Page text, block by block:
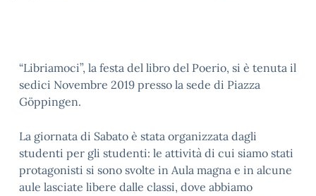
“Libriamoci”, la festa del libro del Poerio, si è tenuta il
sedici Novembre 2019 presso la sede di Piazza
Göppingen.
La giornata di Sabato è stata organizzata dagli
studenti per gli studenti: le attività di cui siamo stati
protagonisti si sono svolte in Aula magna e in alcune
aule lasciate libere dalle classi, dove abbiamo